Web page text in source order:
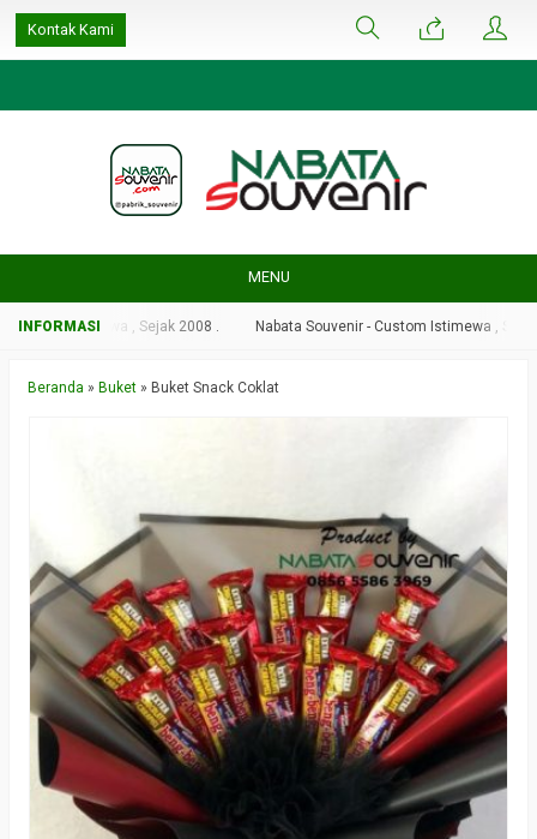
google-site-
verification=ulGFAYaRwT3xFs4fCyDEYtZPCSlyYvbOPvhRRObUW-A
Kontak Kami
MENU
Istimewa , Sejak 2008 . Nabata Souvenir - Custom Istimewa , Sejak
Beranda » Buket » Buket Snack Coklat